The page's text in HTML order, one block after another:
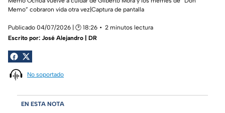
Memo” cobraron vida otra vez|Captura de pantalla
Publicado 04/07/2026 | 🕑 18:26
2 minutos lectura
Escrito por: José Alejandro | DR
No soportado
EN ESTA NOTA